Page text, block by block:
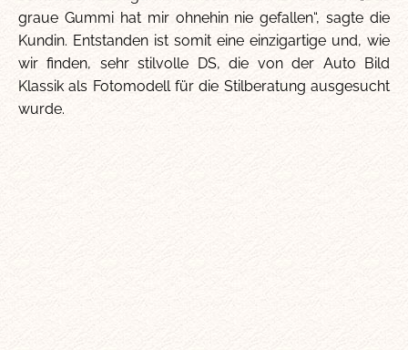
graue Gummi hat mir ohnehin nie gefallen“, sagte die
Kundin. Entstanden ist somit eine einzigartige und, wie
wir finden, sehr stilvolle DS, die von der Auto Bild
Klassik als Fotomodell für die Stilberatung ausgesucht
wurde.